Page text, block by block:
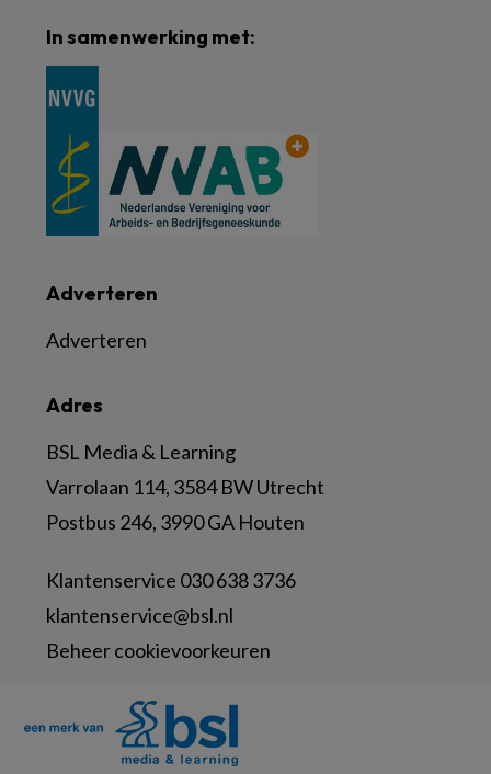
Adres
BSL Media & Learning
Varrolaan 114, 3584 BW Utrecht
Postbus 246, 3990 GA Houten
Klantenservice 030 638 3736
klantenservice@bsl.nl
Beheer cookievoorkeuren
Adverteren
Adverteren
In samenwerking met: